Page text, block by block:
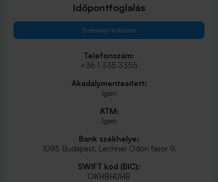
Időpontfoglalás
Személyi kölcsön
Telefonszám:
+36 1 335 3355
Akadálymentesített:
Igen
ATM:
Igen
Bank székhelye:
1095 Budapest, Lechner Ödön fasor 9.
SWIFT kód (BIC):
OKHBHUHB